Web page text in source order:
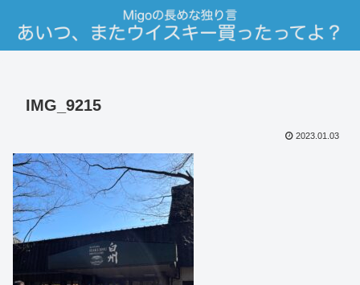
IMG_9215
2023.01.03